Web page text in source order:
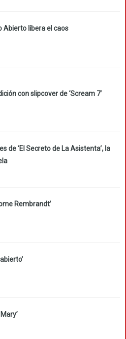
Abierto libera el caos
con slipcover de ‘Scream 7’
de ‘El Secreto de La Asistenta’, la
Rembrandt’